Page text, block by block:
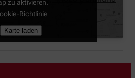
zu aktivieren.
Richtlinie
Karte laden